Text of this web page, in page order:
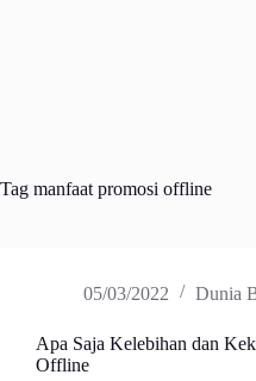
Tag manfaat promosi offline
05/03/2022 Dunia
Apa Saja Kelebihan dan
Offline